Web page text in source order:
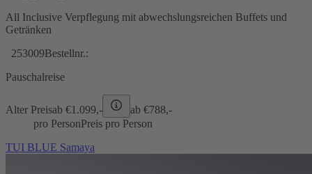
All Inclusive Verpflegung mit abwechslungsreichen Buffets und
Getränken
253009Bestellnr.:
Pauschalreise
Alter Preisab €1.099,- ab €788,-
pro PersonPreis pro Person
TUI BLUE Samaya